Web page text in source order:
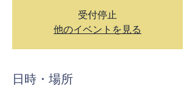
受付停止
他のイベントを見る
日時・場所